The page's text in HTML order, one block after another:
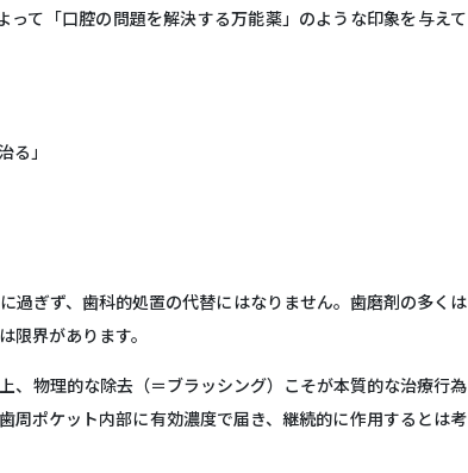
て「口腔の問題を解決する万能薬」のような印象を与えて
」
過ぎず、歯科的処置の代替にはなりません。歯磨剤の多くは
界があります。
、 物理的な除去（＝ブラッシング）こそが本質的な治療行為
周ポケット内部に有効濃度で届き、継続的に作用するとは考